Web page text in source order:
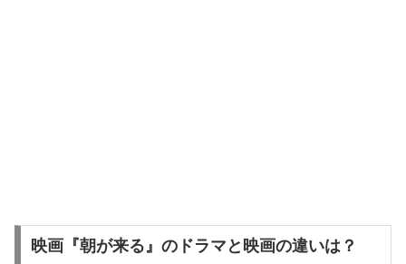
映画『朝が来る』のドラマと映画の違いは？